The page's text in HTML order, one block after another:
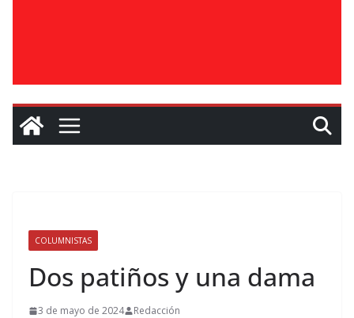
COLUMNISTAS
Dos patiños y una dama
3 de mayo de 2024 Redacción